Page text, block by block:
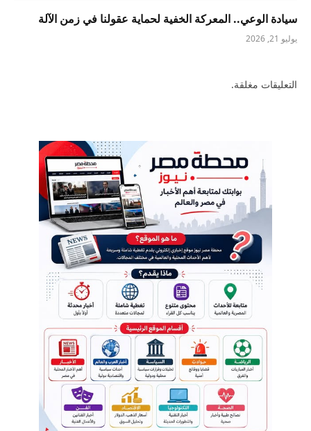
سيادة الوعي.. المعركة الخفية لحماية عقولنا في زمن الآلة
يوليو 21, 2026
التعليقات مغلقة.